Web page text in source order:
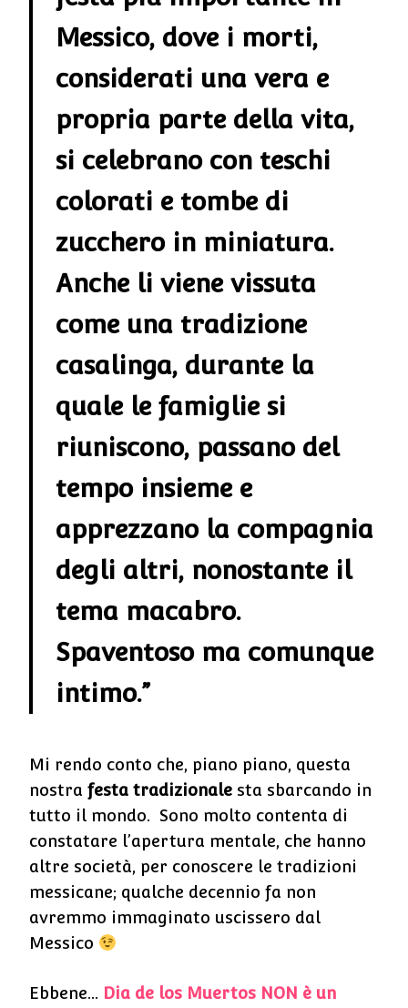
Messico, dove i morti,
considerati una vera e
propria parte della vita,
si celebrano con teschi
colorati e tombe di
zucchero in miniatura.
Anche li viene vissuta
come una tradizione
casalinga, durante la
quale le famiglie si
riuniscono, passano del
tempo insieme e
apprezzano la compagnia
degli altri, nonostante il
tema macabro.
Spaventoso ma comunque
intimo.”
Mi rendo conto che, piano piano, questa
nostra festa tradizionale sta sbarcando in
tutto il mondo. Sono molto contenta di
constatare l’apertura mentale, che hanno
altre società, per conoscere le tradizioni
messicane; qualche decennio fa non
avremmo immaginato uscissero dal
Messico
Ebbene… Dia de los Muertos NON è un